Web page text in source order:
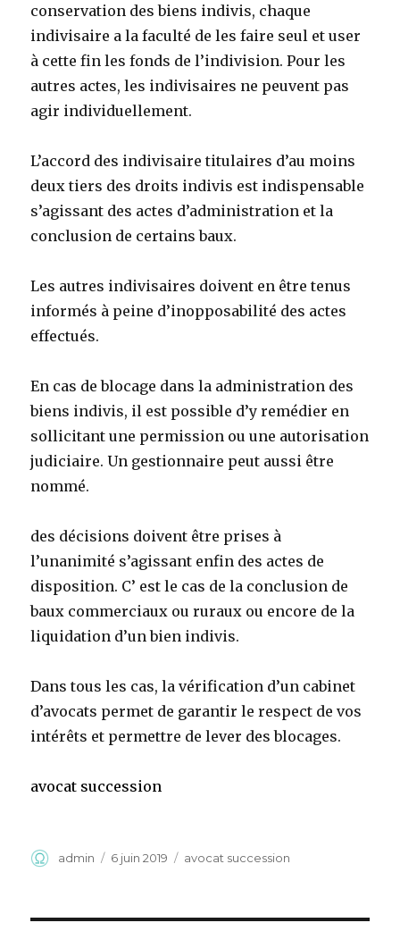
conservation des biens indivis, chaque
indivisaire a la faculté de les faire seul et user
à cette fin les fonds de l’indivision. Pour les
autres actes, les indivisaires ne peuvent pas
agir individuellement.
L’accord des indivisaire titulaires d’au moins
deux tiers des droits indivis est indispensable
s’agissant des actes d’administration et la
conclusion de certains baux.
Les autres indivisaires doivent en être tenus
informés à peine d’inopposabilité des actes
effectués.
En cas de blocage dans la administration des
biens indivis, il est possible d’y remédier en
sollicitant une permission ou une autorisation
judiciaire. Un gestionnaire peut aussi être
nommé.
des décisions doivent être prises à
l’unanimité s’agissant enfin des actes de
disposition. C’ est le cas de la conclusion de
baux commerciaux ou ruraux ou encore de la
liquidation d’un bien indivis.
Dans tous les cas, la vérification d’un cabinet
d’avocats permet de garantir le respect de vos
intérêts et permettre de lever des blocages.
avocat succession
Auteur
admin
Publié
6 juin 2019 Catégories
avocat succession